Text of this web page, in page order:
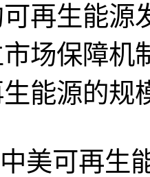
再生能源
场保障机
能源的规
可再生能